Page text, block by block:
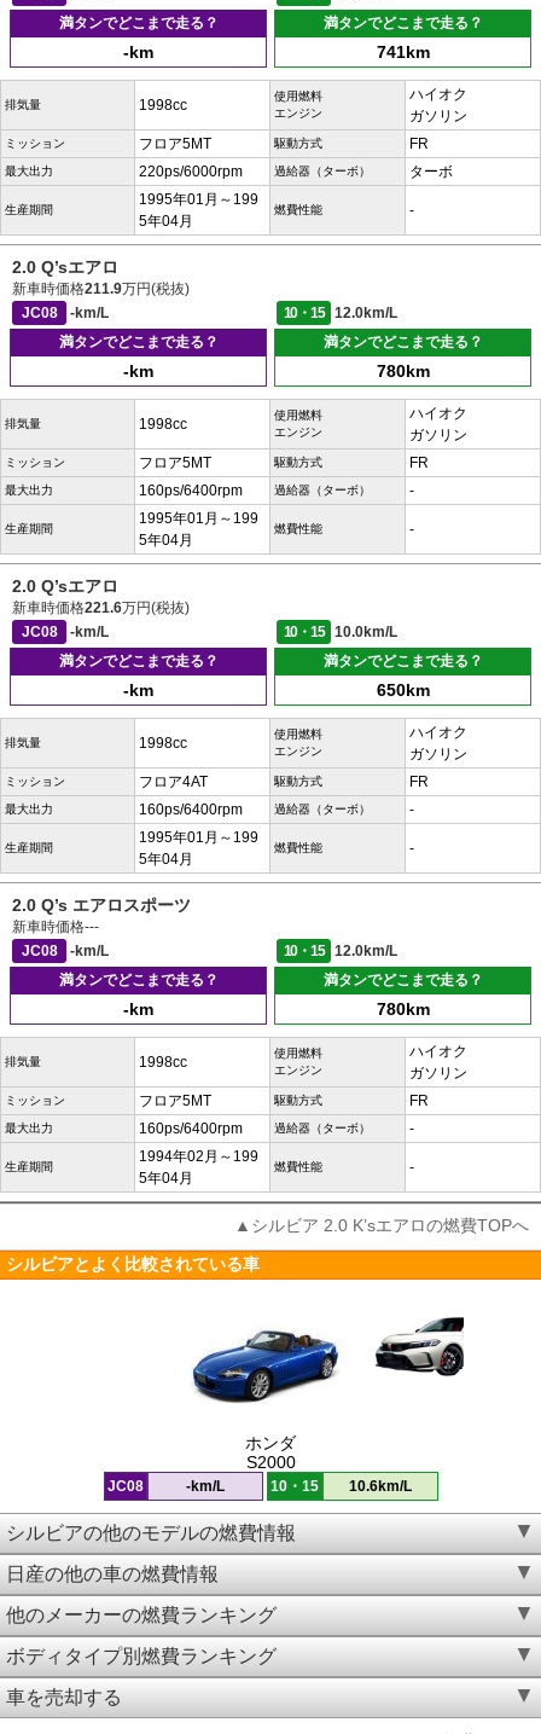
満タンでどこまで走る？
-km
満タンでどこまで走る？
741km
排気量 1998cc
使用燃料
エンジン
ハイオク
ガソリン
ミッション フロア5MT 駆動方式 FR
最大出力 220ps/6000rpm 過給器（ターボ） ターボ
生産期間
1995年01月～199
5年04月
燃費性能 -
2.0 Q’sエアロ
新車時価格211.9万円(税抜)
JC08
-km/L 10・15
12.0km/L
満タンでどこまで走る？
-km
満タンでどこまで走る？
780km
排気量 1998cc
使用燃料
エンジン
ハイオク
ガソリン
ミッション フロア5MT 駆動方式 FR
最大出力 160ps/6400rpm 過給器（ターボ） -
生産期間
1995年01月～199
5年04月
燃費性能 -
2.0 Q’sエアロ
新車時価格221.6万円(税抜)
JC08
-km/L 10・15
10.0km/L
満タンでどこまで走る？
-km
満タンでどこまで走る？
650km
排気量 1998cc
使用燃料
エンジン
ハイオク
ガソリン
ミッション フロア4AT 駆動方式 FR
最大出力 160ps/6400rpm 過給器（ターボ） -
生産期間
1995年01月～199
5年04月
燃費性能 -
2.0 Q’s エアロスポーツ
新車時価格---
JC08
-km/L 10・15
12.0km/L
満タンでどこまで走る？
-km
満タンでどこまで走る？
780km
排気量 1998cc
使用燃料
エンジン
ハイオク
ガソリン
ミッション フロア5MT 駆動方式 FR
最大出力 160ps/6400rpm 過給器（ターボ） -
生産期間
1994年02月～199
5年04月
燃費性能 -
▲シルビア 2.0 K’sエアロの燃費TOPへ
シルビアとよく比較されている車
ホンダ
S2000
JC08 -km/L 10・15 10.6km/L
シルビアの他のモデルの燃費情報
日産の他の車の燃費情報
他のメーカーの燃費ランキング
ボディタイプ別燃費ランキング
車を売却する